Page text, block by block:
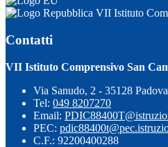
VII Istituto
Contatti
VII Istituto Comprensivo San
Via Sanudo, 2 - 35128 Padova
Tel: 049 8207270
Email:
PEC:
C.F.: 92200400288